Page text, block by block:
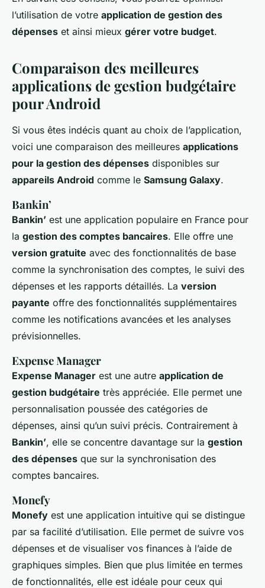
l’utilisation de votre application de gestion des
dépenses et ainsi mieux gérer votre budget.
Comparaison des meilleures
applications de gestion budgétaire
pour Android
Si vous êtes indécis quant au choix de l’application,
voici une comparaison des meilleures applications
pour la gestion des dépenses disponibles sur
appareils Android comme le Samsung Galaxy.
Bankin’
Bankin’ est une application populaire en France pour
la gestion des comptes bancaires. Elle offre une
version gratuite avec des fonctionnalités de base
comme la synchronisation des comptes, le suivi des
dépenses et les rapports détaillés. La version
payante offre des fonctionnalités supplémentaires
comme les notifications avancées et les analyses
prévisionnelles.
Expense Manager
Expense Manager est une autre application de
gestion budgétaire très appréciée. Elle permet une
personnalisation poussée des catégories de
dépenses, ainsi qu’un suivi précis. Contrairement à
Bankin’, elle se concentre davantage sur la gestion
des dépenses que sur la synchronisation des
comptes bancaires.
Monefy
Monefy est une application intuitive qui se distingue
par sa facilité d’utilisation. Elle permet de suivre vos
dépenses et de visualiser vos finances à l’aide de
graphiques simples. Bien que plus limitée en termes
de fonctionnalités, elle est idéale pour ceux qui